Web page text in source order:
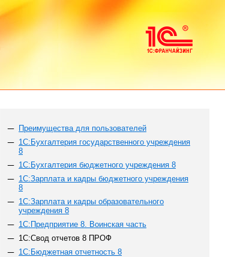
Преимущества для пользователей
1С:Бухгалтерия государственного учреждения
8
1С:Бухгалтерия бюджетного учреждения 8
1С:Зарплата и кадры бюджетного учреждения
8
1С:Зарплата и кадры образовательного
учреждения 8
1С:Предприятие 8. Воинская часть
1C:Свод отчетов 8 ПРОФ
1С:Бюджетная отчетность 8